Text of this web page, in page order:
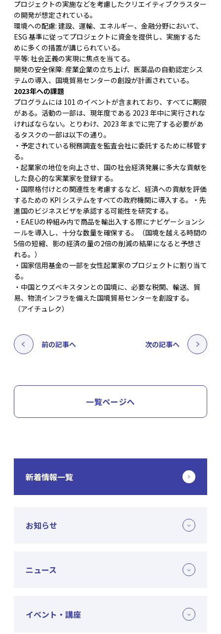
プロジェクトの実施などを考慮したクリエイティブクラスター
の開発が想定されている。
環境への配慮: 建設、運輸、エネルギー、金融分野において、
ESG 基準に従ってプロジェクトに資金を提供し、実施するた
めに多くの措置が講じられている。
平等: 社会正義の実現に焦点を当てる。
開発の安全保障: 産業企業の立ち上げ、医薬品の自動認定シス
テムの導入、国境貿易センターの創設が計画されている。
2023年への課題
プログラムには 101 のイベントが含まれており、すべてに期限
がある。活動の一部は、現年度である 2023 年中に実行されな
ければならない。とりわけ、2023 年までに完了する必要があ
るタスクの一部は以下の通り。
・予定されている税務調査を監査会社に委託するために移管す
る。
・起業家の地位を向上させ、国の社会経済発展に多大な貢献を
した良心的な実業家を登録する。
・国際格付けとの関連性を考慮するなど、経済への貢献を評価
するための KPI システムをすべての政府機関に導入する。・先
進国のビジネスビザを承認する可能性を研究する。
・EAEUの枠組み内で商品を輸出入する際にナビゲーションシ
ールを導入し、十分な数量を確保する。（国境を越える時間の
5倍の短縮、影の経済の量の2倍の削減の結果になると予想さ
れる。）
・国家信用基金の一部を女性起業家のプロジェクトに割り当て
る。
・中国とウズベキスタンとの国境に、必要な税関、輸送、貿
易、物流インフラを備えた国境貿易センターを創設する。
（アイチュレク）
前の記事へ 次の記事へ
一覧ページへ
新着情報一覧
お知らせ
ニュース
イベント・講座